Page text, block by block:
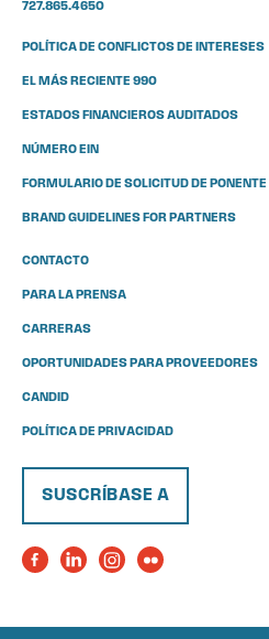
727.865.4650
POLÍTICA DE CONFLICTOS DE INTERESES
EL MÁS RECIENTE 990
ESTADOS FINANCIEROS AUDITADOS
NÚMERO EIN
FORMULARIO DE SOLICITUD DE PONENTE
BRAND GUIDELINES FOR PARTNERS
CONTACTO
PARA LA PRENSA
CARRERAS
OPORTUNIDADES PARA PROVEEDORES
CANDID
POLÍTICA DE PRIVACIDAD
SUSCRÍBASE A